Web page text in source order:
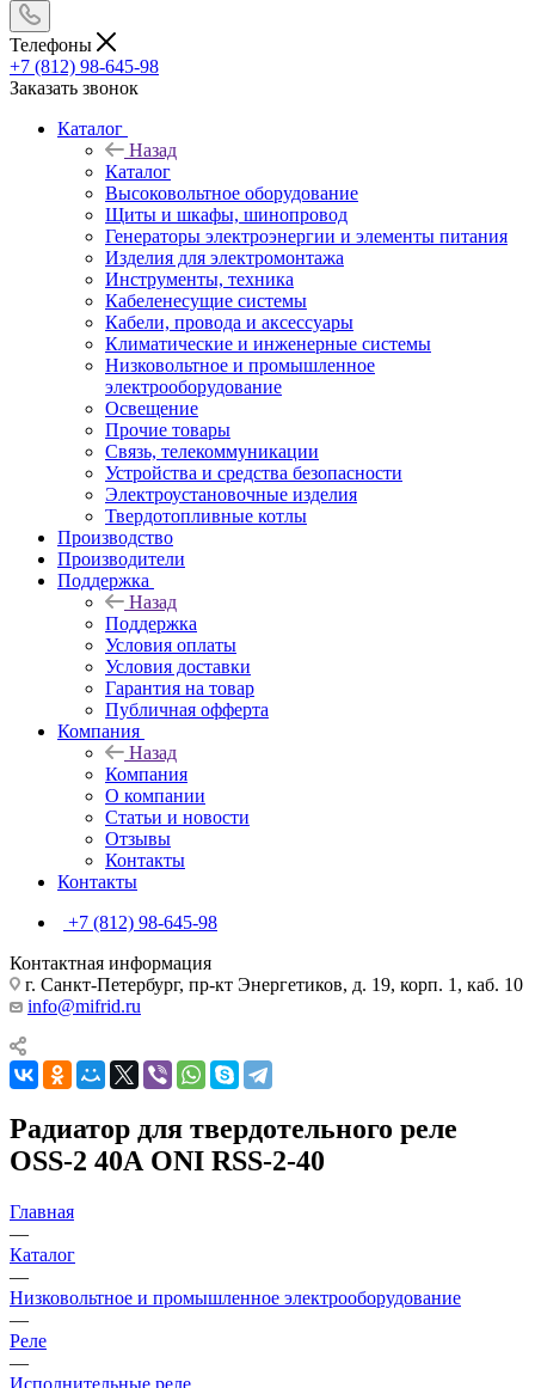
Телефоны
+7 (812) 98-645-98
Заказать звонок
Каталог
Назад
Каталог
Высоковольтное оборудование
Щиты и шкафы, шинопровод
Генераторы электроэнергии и элементы питания
Изделия для электромонтажа
Инструменты, техника
Кабеленесущие системы
Кабели, провода и аксессуары
Климатические и инженерные системы
Низковольтное и промышленное
электрооборудование
Освещение
Прочие товары
Связь, телекоммуникации
Устройства и средства безопасности
Электроустановочные изделия
Твердотопливные котлы
Производство
Производители
Поддержка
Назад
Поддержка
Условия оплаты
Условия доставки
Гарантия на товар
Публичная офферта
Компания
Назад
Компания
О компании
Статьи и новости
Отзывы
Контакты
Контакты
+7 (812) 98-645-98
Контактная информация
г. Санкт-Петербург, пр-кт Энергетиков, д. 19, корп. 1, каб. 10
info@mifrid.ru
Радиатор для твердотельного реле
OSS-2 40А ONI RSS-2-40
Главная
—
Каталог
—
Низковольтное и промышленное электрооборудование
—
Реле
—
Исполнительные реле